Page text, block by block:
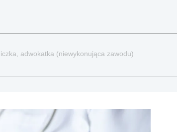
adwokatka (niewykonująca zawodu)